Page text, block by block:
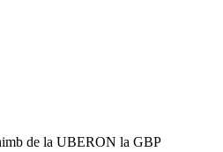
de la UBERON la GBP